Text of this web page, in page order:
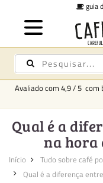
Avaliado com 4,9/5 com
Qual é a
na hora
Início Tudo sobre café
Qual é a diferença